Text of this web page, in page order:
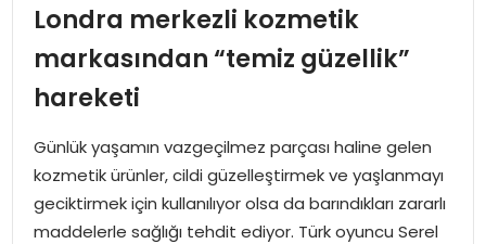
EKONOMI
SIYASET
EĞITIM
Londra merkezli kozmetik
markasından “temiz güzellik”
hareketi
Günlük yaşamın vazgeçilmez parçası haline gelen
kozmetik ürünler, cildi güzelleştirmek ve yaşlanmayı
geciktirmek için kullanılıyor olsa da barındıkları zararlı
maddelerle sağlığı tehdit ediyor. Türk oyuncu Serel